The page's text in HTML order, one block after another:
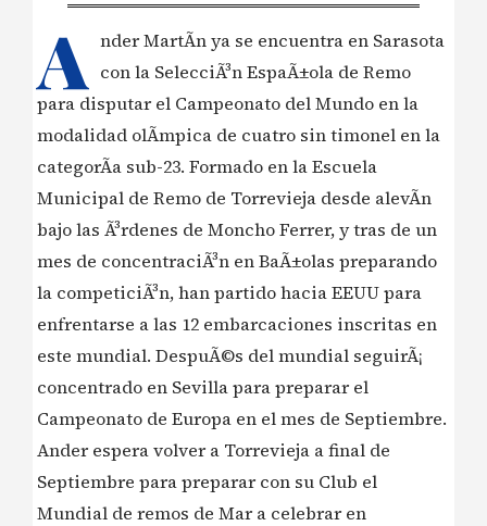
A nder MartÃ­n ya se encuentra en Sarasota
con la SelecciÃ³n EspaÃ±ola de Remo
para disputar el Campeonato del Mundo en la
modalidad olÃ­mpica de cuatro sin timonel en la
categorÃ­a sub-23. Formado en la Escuela
Municipal de Remo de Torrevieja desde alevÃ­n
bajo las Ã³rdenes de Moncho Ferrer, y tras de un
mes de concentraciÃ³n en BaÃ±olas preparando
la competiciÃ³n, han partido hacia EEUU para
enfrentarse a las 12 embarcaciones inscritas en
este mundial. DespuÃ©s del mundial seguirÃ¡
concentrado en Sevilla para preparar el
Campeonato de Europa en el mes de Septiembre.
Ander espera volver a Torrevieja a final de
Septiembre para preparar con su Club el
Mundial de remos de Mar a celebrar en